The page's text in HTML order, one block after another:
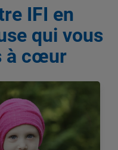
IFI en
qui vous
à cœur